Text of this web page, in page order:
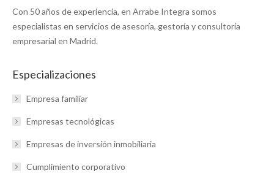
Con 50 años de experiencia, en Arrabe Integra somos
especialistas en servicios de asesoría, gestoría y consultoría
empresarial en Madrid.
Especializaciones
Empresa familiar
Empresas tecnológicas
Empresas de inversión inmobiliaria
Cumplimiento corporativo